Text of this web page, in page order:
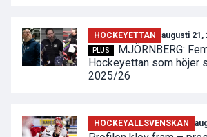
HOCKEYETTAN augusti 21,
PLUS
MJÖRNBERG:
Hockeyettan som höjer
2025/26
HOCKEYALLSVENSKAN